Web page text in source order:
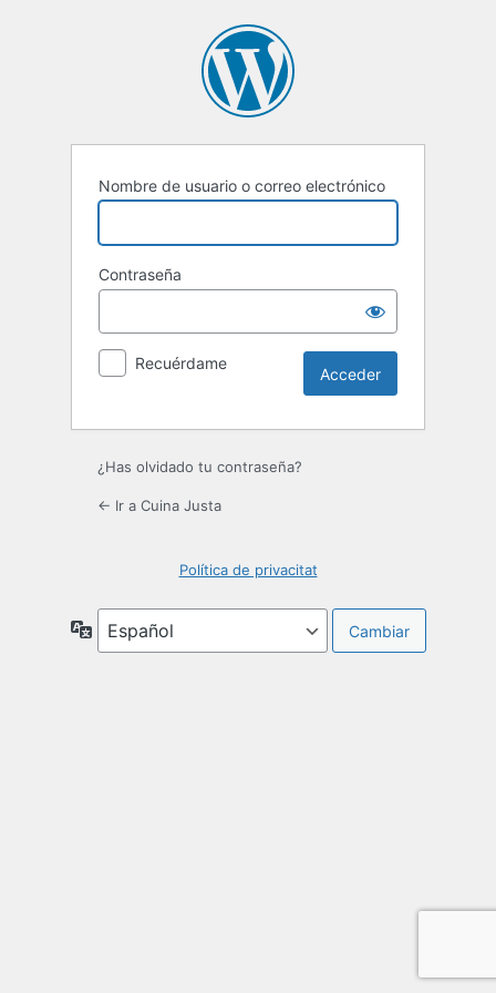
Nombre de usuario o correo electrónico
Contraseña
Recuérdame
¿Has olvidado tu contraseña?
← Ir a Cuina Justa
Política de privacitat
Idioma